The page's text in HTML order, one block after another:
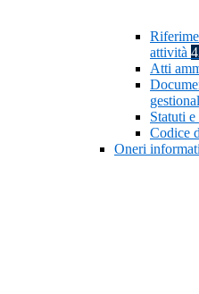
attività
Atti
Statuti
Codice
Oneri